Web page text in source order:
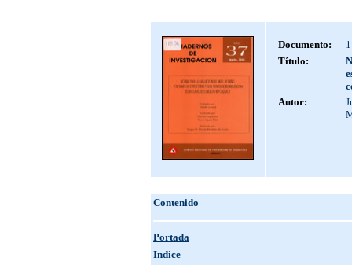
Documento:
Título:
Autor:
Contenido
Portada
Indice